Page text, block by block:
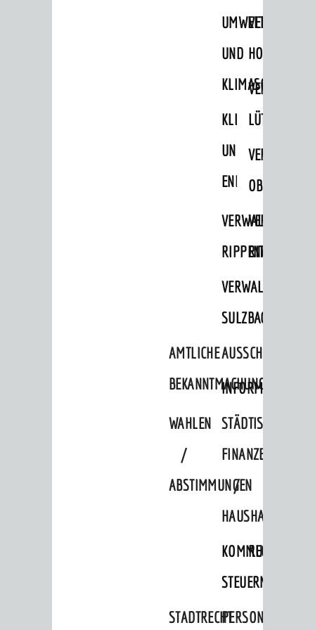
UMWELT-
UND
KLIMASCHUTZ
KLIMASCHUTZ
UND
RIPPENWEIER
SULZBACH
AMTLICHE
BEKANNTMACHUNGEN
WAHLEN
/
ABSTIMMUNGEN
STÄDTISCHE
FINANZEN
/
HAUSHALT
KOMMUNALE
STEUERN
STADTRECHTPERSONALRAT